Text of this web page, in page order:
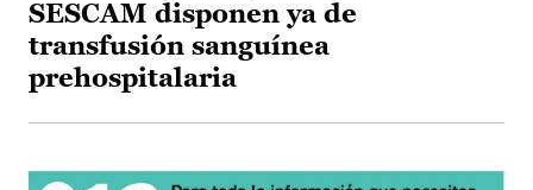
SESCAM disponen ya de
transfusión sanguínea
prehospitalaria